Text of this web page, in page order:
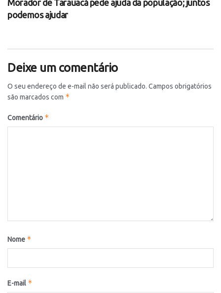
Morador de Tarauacá pede ajuda da população; juntos
podemos ajudar
Deixe um comentário
O seu endereço de e-mail não será publicado. Campos obrigatórios
são marcados com *
Comentário *
Nome *
E-mail *